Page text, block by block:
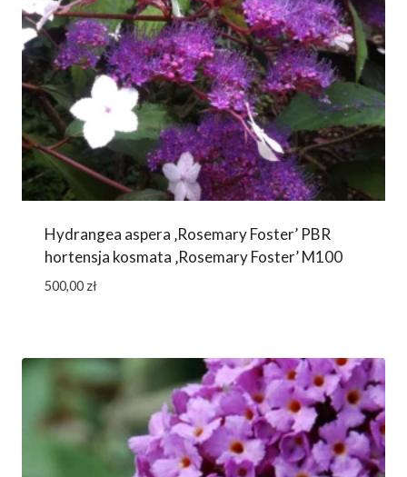
Hydrangea aspera ‚Rosemary Foster’ PBR
hortensja kosmata ‚Rosemary Foster’ M100
500,00 zł